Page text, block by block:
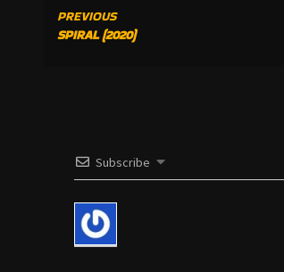
CONTINUE
READING
PREVIOUS
SPIRAL (2020)
Subscribe